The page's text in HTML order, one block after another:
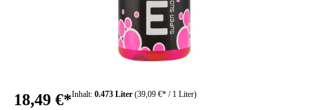
18,49 €*Inhalt: 0.473 Liter (39,09 €* / 1 Liter)